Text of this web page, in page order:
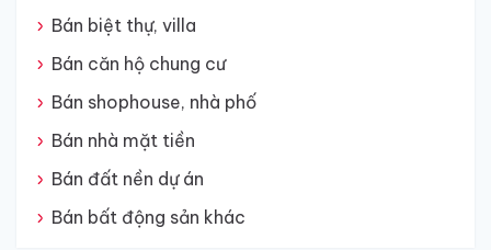
Bán biệt thự, villa
Bán căn hộ chung cư
Bán shophouse, nhà phố
Bán nhà mặt tiền
Bán đất nền dự án
Bán bất động sản khác